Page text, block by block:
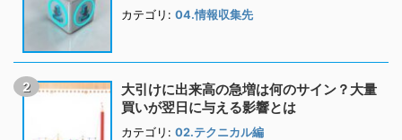
カテゴリ: 04.情報収集先
大引けに出来高の急増は何のサイン？大量
買いが翌日に与える影響とは
カテゴリ: 02.テクニカル編